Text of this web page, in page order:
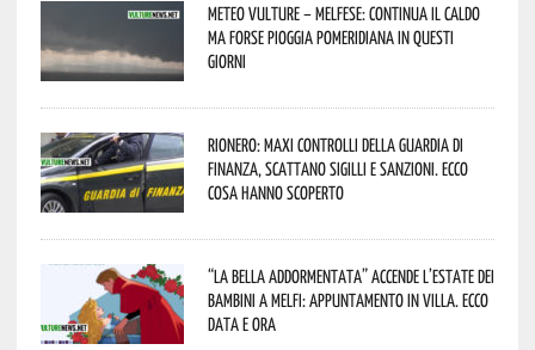
Meteo Vulture – melfese: continua il caldo
ma forse pioggia pomeridiana in questi
giorni
Rionero: maxi controlli della Guardia di
Finanza, scattano sigilli e sanzioni. Ecco
cosa hanno scoperto
“La Bella addormentata” accende l’estate dei
bambini a Melfi: appuntamento in Villa. Ecco
data e ora